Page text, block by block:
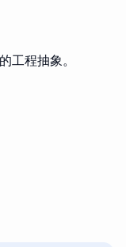
工程抽象。